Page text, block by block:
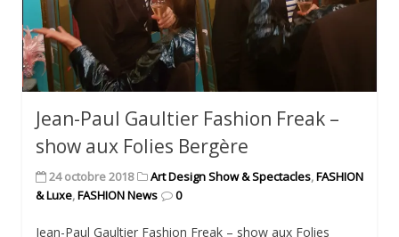
Jean-Paul Gaultier Fashion Freak –
show aux Folies Bergère
24 octobre 2018 Art Design Show & Spectacles,FASHION
& Luxe,FASHION News 0
Jean-Paul Gaultier Fashion Freak – show aux Folies